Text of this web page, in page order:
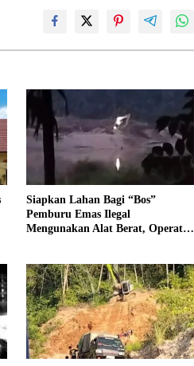
Siapkan Lahan Bagi “Bos”
Pemburu Emas Ilegal
Mengunakan Alat Berat, Operator